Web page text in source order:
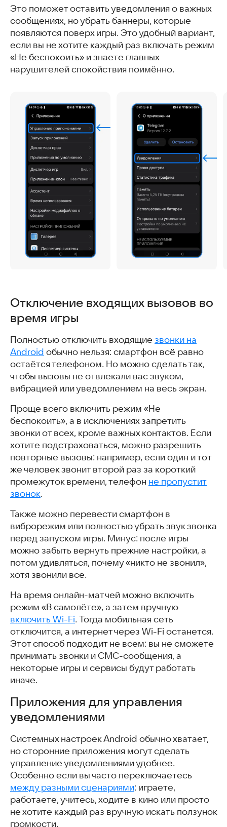
Это поможет оставить уведомления о важных
сообщениях, но убрать баннеры, которые
появляются поверх игры. Это удобный вариант,
если вы не хотите каждый раз включать режим
«Не беспокоить» и знаете главных
нарушителей спокойствия поимённо.
Отключение входящих вызовов во
время игры
Полностью отключить входящие звонки на
Android обычно нельзя: смартфон всё равно
остаётся телефоном. Но можно сделать так,
чтобы вызовы не отвлекали вас звуком,
вибрацией или уведомлением на весь экран.
Проще всего включить режим «Не
беспокоить», а в исключениях запретить
звонки от всех, кроме важных контактов. Если
хотите подстраховаться, можно разрешить
повторные вызовы: например, если один и тот
же человек звонит второй раз за короткий
промежуток времени, телефон не пропустит
звонок.
Также можно перевести смартфон в
виброрежим или полностью убрать звук звонка
перед запуском игры. Минус: после игры
можно забыть вернуть прежние настройки, а
потом удивляться, почему «никто не звонил»,
хотя звонили все.
На время онлайн-матчей можно включить
режим «В самолёте», а затем вручную
включить Wi-Fi. Тогда мобильная сеть
отключится, а интернет через Wi-Fi останется.
Этот способ подходит не всем: вы не сможете
принимать звонки и СМС-сообщения, а
некоторые игры и сервисы будут работать
иначе.
Приложения для управления
уведомлениями
Системных настроек Android обычно хватает,
но сторонние приложения могут сделать
управление уведомлениями удобнее.
Особенно если вы часто переключаетесь
между разными сценариями: играете,
работаете, учитесь, ходите в кино или просто
не хотите каждый раз вручную искать ползунок
громкости.